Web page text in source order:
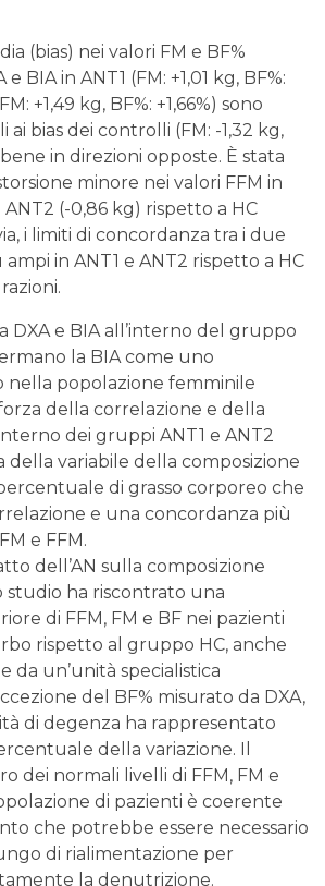
(bias) nei valori FM e BF%
BIA in ANT1 (FM: +1,01 kg, BF%:
+1,49 kg, BF%: +1,66%) sono
ai bias dei controlli (FM: -1,32 kg,
in direzioni opposte. È stata
minore nei valori FFM in
ANT2 (-0,86 kg) rispetto a HC
i limiti di concordanza tra i due
in ANT1 e ANT2 rispetto a HC
DXA e BIA all’interno del gruppo
la BIA come uno
nella popolazione femminile
della correlazione e della
dei gruppi ANT1 e ANT2
della variabile della composizione
di grasso corporeo che
e una concordanza più
e FFM.
dell’AN sulla composizione
studio ha riscontrato una
di FFM, FM e BF nei pazienti
rispetto al gruppo HC, anche
da un’unità specialistica
del BF% misurato da DXA,
di degenza ha rappresentato
della variazione. Il
dei normali livelli di FFM, FM e
di pazienti è coerente
che potrebbe essere necessario
di rialimentazione per
la denutrizione.